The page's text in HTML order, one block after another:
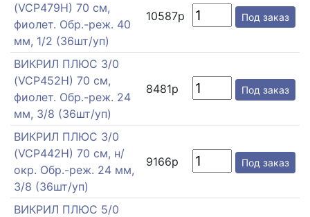
(VCP479H) 70 см,
фиолет. Обр.-реж. 40
мм, 1/2 (36шт/уп)
10587р Под заказ
ВИКРИЛ ПЛЮС 3/0
(VCP452H) 70 см,
фиолет. Обр.-реж. 24
мм, 3/8 (36шт/уп)
8481р Под заказ
ВИКРИЛ ПЛЮС 3/0
(VCP442H) 70 см, н/
окр. Обр.-реж. 24 мм,
3/8 (36шт/уп)
9166р Под заказ
ВИКРИЛ ПЛЮС 5/0